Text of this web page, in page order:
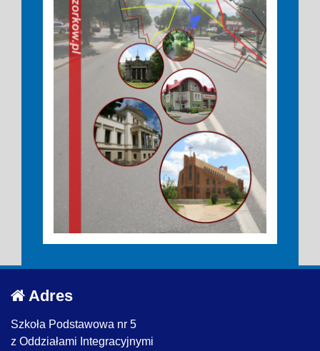
Adres
Szkoła Podstawowa nr 5
z Oddziałami Integracyjnymi